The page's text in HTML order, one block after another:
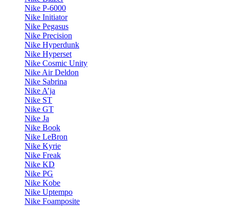
Nike P-6000
Nike Initiator
Nike Pegasus
Nike Precision
Nike Hyperdunk
Nike Hyperset
Nike Cosmic Unity
Nike Air Deldon
Nike Sabrina
Nike A’ja
Nike ST
Nike GT
Nike Ja
Nike Book
Nike LeBron
Nike Kyrie
Nike Freak
Nike KD
Nike PG
Nike Kobe
Nike Uptempo
Nike Foamposite